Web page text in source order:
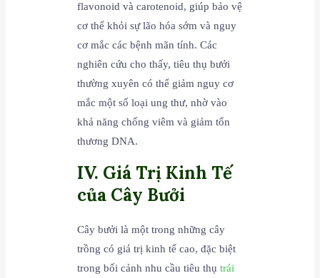
flavonoid và carotenoid, giúp bảo vệ
cơ thể khỏi sự lão hóa sớm và nguy
cơ mắc các bệnh mãn tính. Các
nghiên cứu cho thấy, tiêu thụ bưởi
thường xuyên có thể giảm nguy cơ
mắc một số loại ung thư, nhờ vào
khả năng chống viêm và giảm tổn
thương DNA.
IV. Giá Trị Kinh Tế
của Cây Bưởi
Cây bưởi là một trong những cây
trồng có giá trị kinh tế cao, đặc biệt
trong bối cảnh nhu cầu tiêu thụtrái